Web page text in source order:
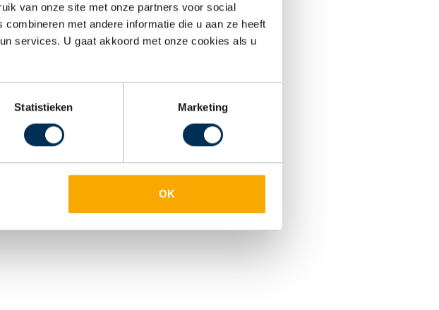
van onze site met onze partners voor social
met andere informatie die u aan ze heeft
services. U gaat akkoord met onze cookies als u
Statistieken Marketing
OK